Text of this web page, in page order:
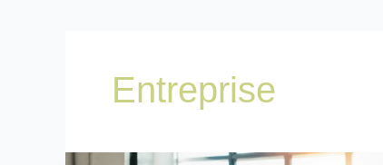
Entreprise